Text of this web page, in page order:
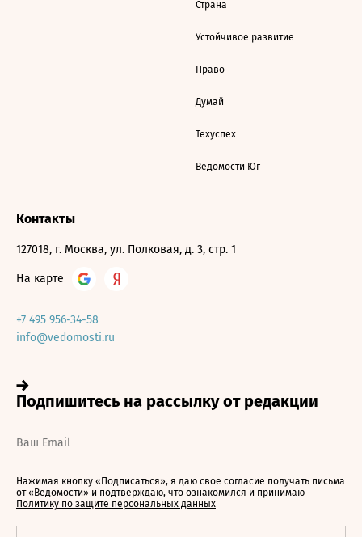
Страна
Устойчивое развитие
Право
Думай
Техуспех
Ведомости Юг
Контакты
127018, г. Москва, ул. Полковая, д. 3, стр. 1
На карте
+7 495 956-34-58
info@vedomosti.ru
Нажимая кнопку «Подписаться», я даю свое согласие получать письма
от «Ведомости» и подтверждаю, что ознакомился и принимаю
Политику по защите персональных данных